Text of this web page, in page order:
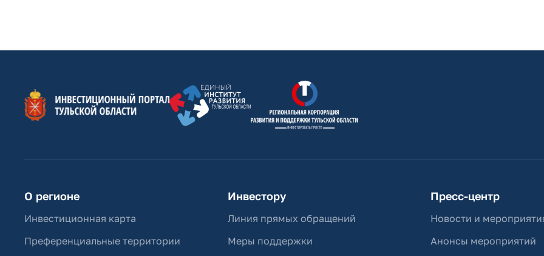
О регионе
Инвестиционная карта
Преференциальные территории
Инвестору
Линия прямых обращений
Меры поддержки
Пресс-центр
Новости и
Анонсы мероприятий